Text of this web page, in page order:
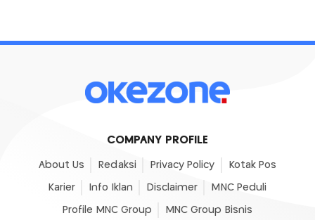
COMPANY PROFILE
About Us Redaksi Privacy Policy Kotak Pos
Karier Info Iklan Disclaimer MNC Peduli
Profile MNC Group MNC Group Bisnis